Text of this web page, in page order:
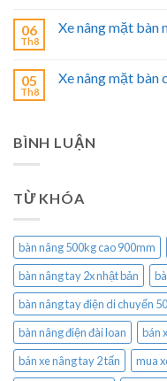
06
Th8
Xe nâng mặt bàn
05
Th8
Xe nâng mặt bàn
BÌNH LUẬN
TỪ KHÓA
bàn nâng 500kg cao 900mm
bàn nâng tay 2x nhật bản
bàn nâng tay điện di chuyển
bàn nâng điện đài loan
bán
bán xe nâng tay 2 tấn
mua